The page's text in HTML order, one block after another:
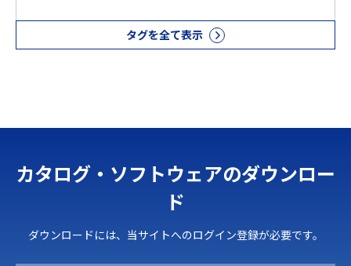
タグを全て表示
カタログ・ソフトウェアのダウンロー
ド
ダウンロードには、当サイトへのログイン登録が必要です。